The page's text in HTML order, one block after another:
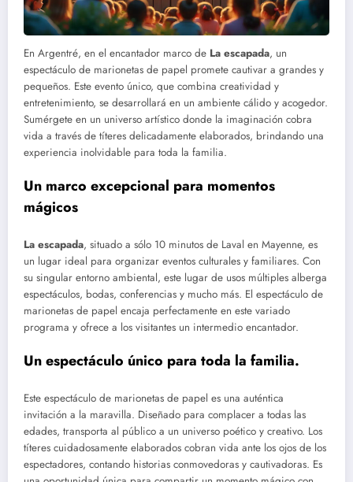
En Argentré, en el encantador marco de La escapada, un
espectáculo de marionetas de papel promete cautivar a grandes y
pequeños. Este evento único, que combina creatividad y
entretenimiento, se desarrollará en un ambiente cálido y acogedor.
Sumérgete en un universo artístico donde la imaginación cobra
vida a través de títeres delicadamente elaborados, brindando una
experiencia inolvidable para toda la familia.
Un marco excepcional para momentos
mágicos
La escapada, situado a sólo 10 minutos de Laval en Mayenne, es
un lugar ideal para organizar eventos culturales y familiares. Con
su singular entorno ambiental, este lugar de usos múltiples alberga
espectáculos, bodas, conferencias y mucho más. El espectáculo de
marionetas de papel encaja perfectamente en este variado
programa y ofrece a los visitantes un intermedio encantador.
Un espectáculo único para toda la familia.
Este espectáculo de marionetas de papel es una auténtica
invitación a la maravilla. Diseñado para complacer a todas las
edades, transporta al público a un universo poético y creativo. Los
títeres cuidadosamente elaborados cobran vida ante los ojos de los
espectadores, contando historias conmovedoras y cautivadoras. Es